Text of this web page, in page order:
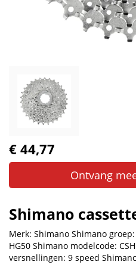
€ 44,77
Ontvang
Shimano
Merk: Shimano Shimano
HG50 Shimano modelcode:
versnellingen: 9 speed